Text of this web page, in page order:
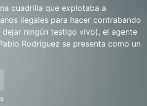
cuadrilla que explotaba a
ilegales para hacer contrabando
ningún testigo vivo), el agente
Rodriguez se presenta como un